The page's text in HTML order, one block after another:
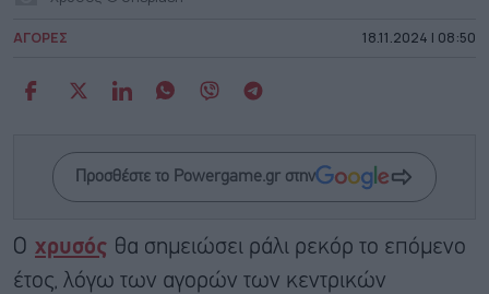
ΑΓΟΡΕΣ 18.11.2024 | 08:50
Προσθέστε το Powergame.gr στην
Ο χρυσός θα σημειώσει ράλι ρεκόρ το επόμενο
έτος, λόγω των αγορών των κεντρικών